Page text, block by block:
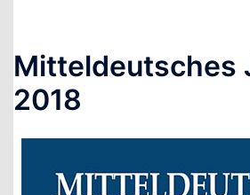
Mitteldeutsches
2018